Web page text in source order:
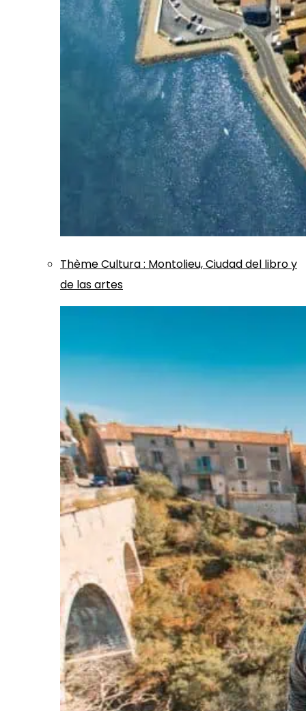
ThèmeCultura: Montolieu, Ciudad del libro y
de las artes